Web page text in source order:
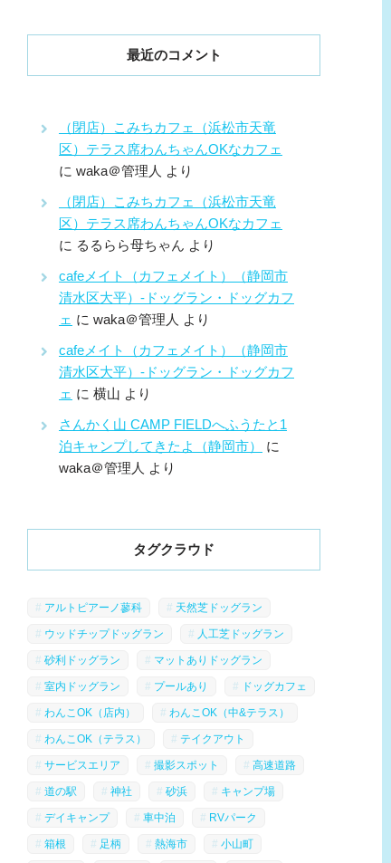
最近のコメント
（閉店）こみちカフェ（浜松市天竜
区）テラス席わんちゃんOKなカフェ
に waka＠管理人 より
（閉店）こみちカフェ（浜松市天竜
区）テラス席わんちゃんOKなカフェ
に るるらら母ちゃん より
cafeメイト（カフェメイト）（静岡市
清水区大平）-ドッグラン・ドッグカフ
ェ に waka＠管理人 より
cafeメイト（カフェメイト）（静岡市
清水区大平）-ドッグラン・ドッグカフ
ェ に 横山 より
さんかく山 CAMP FIELDへふうたと1
泊キャンプしてきたよ（静岡市）
に
waka＠管理人 より
タグクラウド
アルトピアーノ蓼科 天然芝ドッグラン
ウッドチップドッグラン 人工芝ドッグラン
砂利ドッグラン マットありドッグラン
室内ドッグラン プールあり ドッグカフェ
わんこOK（店内） わんこOK（中&テラス）
わんこOK（テラス） テイクアウト
サービスエリア 撮影スポット 高速道路
道の駅 神社 砂浜 キャンプ場
デイキャンプ 車中泊 RVパーク
箱根 足柄 熱海市 小山町